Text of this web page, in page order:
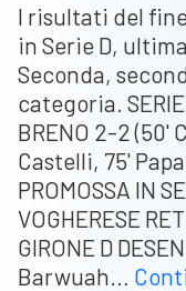
I risultati del
in Serie D,
Seconda,
categoria. SERIE
BRENO 2-2 (50'
Castelli, 75'
PROMOSSA IN
VOGHERESE
GIRONE D
Barwuah…